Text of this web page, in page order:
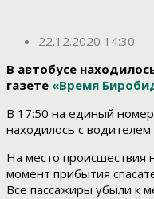
22.12.2020 14:30
В автобусе
газете «Время
В 17:50 на единый номер
находилось с
На место происшествия
момент прибытия
Все пассажиры убыли к